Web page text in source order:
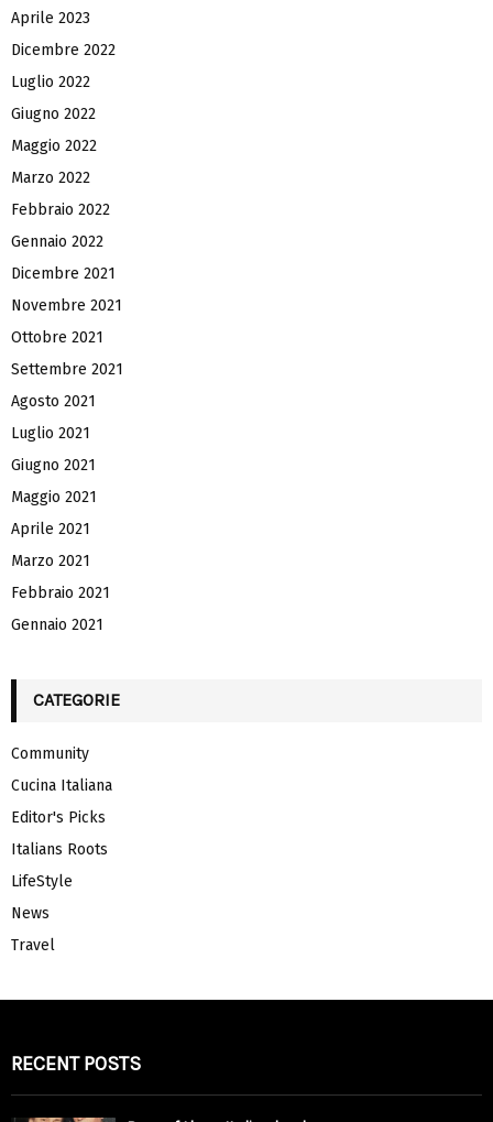
Aprile 2023
Dicembre 2022
Luglio 2022
Giugno 2022
Maggio 2022
Marzo 2022
Febbraio 2022
Gennaio 2022
Dicembre 2021
Novembre 2021
Ottobre 2021
Settembre 2021
Agosto 2021
Luglio 2021
Giugno 2021
Maggio 2021
Aprile 2021
Marzo 2021
Febbraio 2021
Gennaio 2021
CATEGORIE
Community
Cucina Italiana
Editor's Picks
Italians Roots
LifeStyle
News
Travel
RECENT POSTS